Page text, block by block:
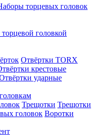
торцевых головок
головкой
Отвёртки TORX
крестовые
ударные
Трещотки Трещотки
головок Воротки